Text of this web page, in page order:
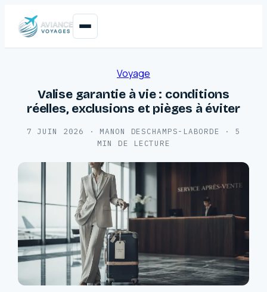
Voyage
Valise garantie à vie : conditions
réelles, exclusions et pièges à éviter
7 JUIN 2026 · MANON DESCHAMPS-LABORDE ·
5
MIN DE LECTURE